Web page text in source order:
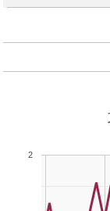
2